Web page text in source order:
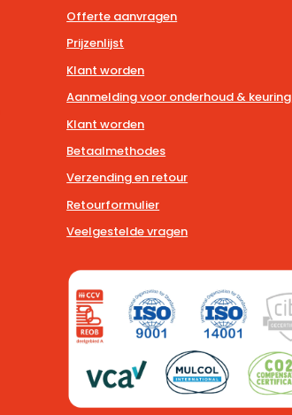
Offerte aanvragen
Prijzenlijst
Klant worden
Aanmelding voor onderhoud & keuring
Klant worden
Betaalmethodes
Verzending en retour
Retourformulier
Veelgestelde vragen